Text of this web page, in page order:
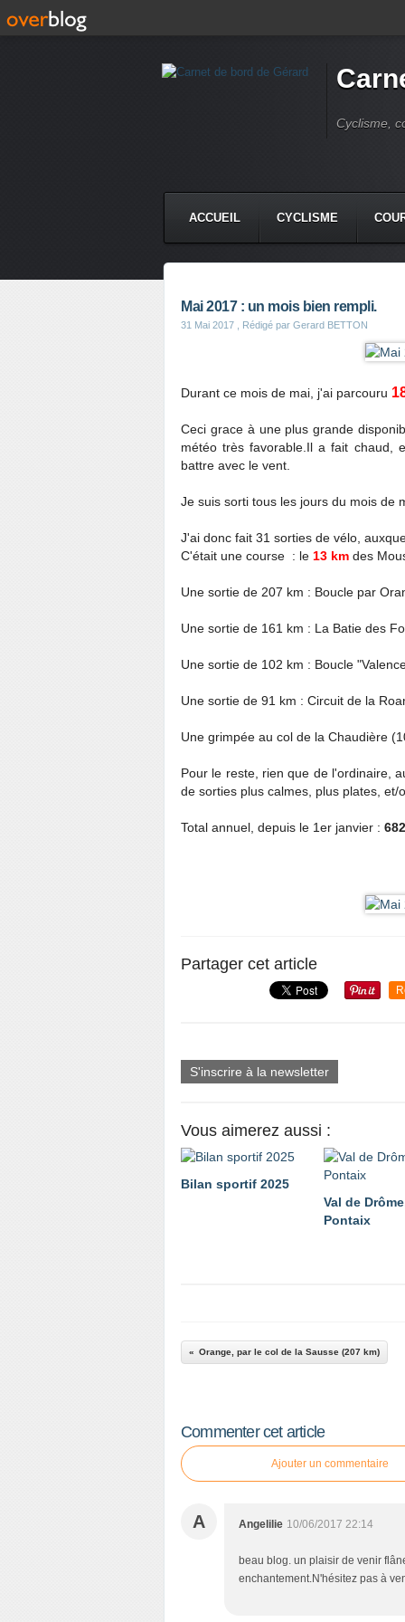
Cyclisme,
ACCUEIL CYCLISME
Mai 2017 : un mois bien rempli.
31 Mai 2017 , Rédigé par Gerard BETTON
Durant ce mois de mai, j'ai parcouru
Ceci grace à une plus grande
météo très favorable.Il a fait chaud,
battre avec le vent.
Je suis sorti tous les jours du mois de
J'ai donc fait 31 sorties de vélo,
C'était une course : le 13 km des
Une sortie de 207 km : Boucle par
Une sortie de 161 km : La Batie des
Une sortie de 102 km : Boucle
Une sortie de 91 km : Circuit de la
Une grimpée au col de la Chaudière
Pour le reste, rien que de l'ordinaire,
de sorties plus calmes, plus plates, et/
Total annuel, depuis le 1er janvier :
Partager cet article
S'inscrire à la newsletter
Vous aimerez aussi :
Bilan sportif 2025
Val de
Pontaix
Orange, par le col de la Sausse (207 km)
Commenter cet article
Ajouter un commentaire
A Angelilie 10/06/2017 22:14
beau blog. un plaisir de venir
enchantement.N'hésitez pas à